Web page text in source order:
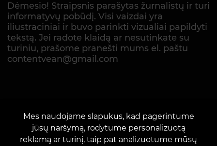
Dėmesio! Straipsnis parašytas žurnalistų ir turi
informatyvų pobūdį. Visi vaizdai yra
iliustraciniai ir buvo parinkti vizualiai papildyti
tekstą. Jei radote klaidą ar nesutinkate su
turiniu, prašome pranešti mums el. paštu
contentvean@gmail.com
Mes naudojame slapukus, kad pagerintume
jūsų naršymą, rodytume personalizuotą
reklamą ar turinį, taip pat analizuotume mūsų